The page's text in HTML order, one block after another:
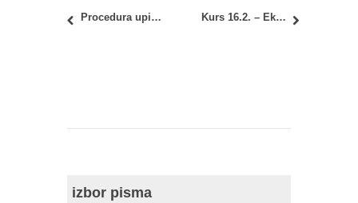
Procedura upisa u prvu godinu studija 2014/15 Arhitektonskog fakulteta: PRVI DAN Kurs 16.2. – Ekonomika + Kurs 16.3. – Regulativa + Kurs 22.2. – Organizacija: Rezultati i zapisnici
izbor pisma